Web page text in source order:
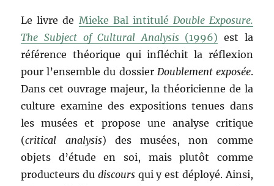
Le livre de Mieke Bal intitulé Double Exposure.
The Subject of Cultural Analysis(1996) est la
référence théorique qui infléchit la réflexion
pour l’ensemble du dossier Doublement exposée.
Dans cet ouvrage majeur, la théoricienne de la
culture examine des expositions tenues dans
les musées et propose une analyse critique
(critical analysis) des musées, non comme
objets d’étude en soi, mais plutôt comme
producteurs du discoursqui y est déployé. Ainsi,